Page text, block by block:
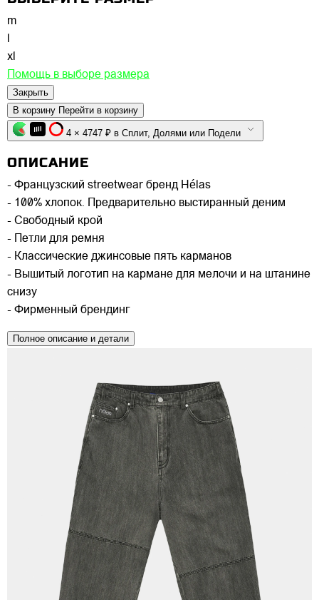
m
xl
Помощь в выборе размера
Закрыть
В корзину Перейти в корзину
4 × 4747 ₽ в Сплит, Долями или Подели
ОПИСАНИЕ
- Французский streetwear бренд Hélas
- 100% хлопок. Предварительно выстиранный деним
- Свободный крой
- Петли для ремня
- Классические джинсовые пять карманов
- Вышитый логотип на кармане для мелочи и на штанине
снизу
- Фирменный брендинг
Полное описание и детали